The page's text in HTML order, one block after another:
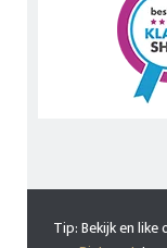
Tip: Bekijk en like